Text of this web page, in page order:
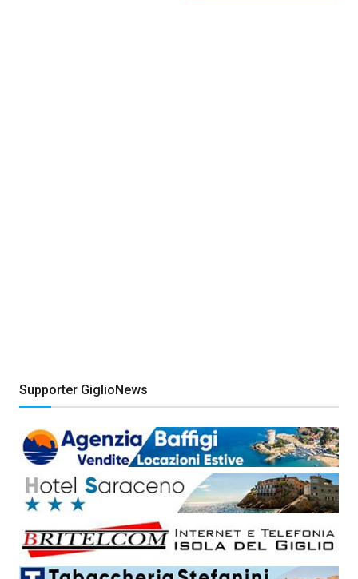
Supporter GiglioNews